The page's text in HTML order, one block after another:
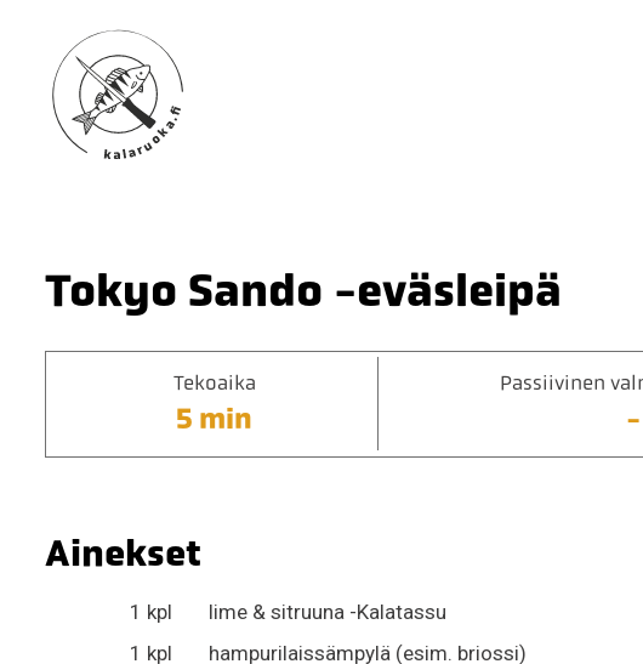
Tokyo Sando -eväsleipä
Tekoaika
5 min
Passiivinen
-
Ainekset
1 kpl
lime & sitruuna -Kalatassu
1 kpl
hampurilaissämpylä (esim. briossi)